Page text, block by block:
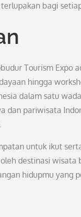
bagi
Tourism Expo
hingga
dalam satu
dan pariwisata
untuk ikut
destinasi wisata
hidupmu yang